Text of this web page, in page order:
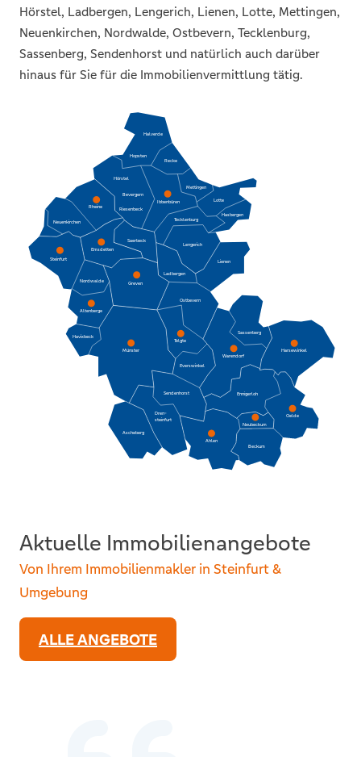
Hörstel, Ladbergen, Lengerich, Lienen, Lotte, Mettingen,
Neuenkirchen, Nordwalde, Ostbevern, Tecklenburg,
Sassenberg, Sendenhorst und natürlich auch darüber
hinaus für Sie für die Immobilienvermittlung tätig.
Lienen
Ladbergen
Telgte
Everswinkel
Ostbevern
Dren-
steinfurt
Sendenhorst
Harsewinkel
Sassenberg
Warendorf
Neubeckum
Ahlen
Ennigerloh
Oelde
Beckum
Greven
Emsdetten
Saerbeck
Ibbenbüren
Mettingen
Recke
Lotte
Hasbergen
Tecklenburg
Lengerich
Hörstel
Hopsten
Halverde
Bevergern
Riesenbeck
Steinfurt
Nordwalde
Altenberge
Rheine
Neuenkirchen
Havixbeck
Ascheberg
Münster
Aktuelle Immobilienangebote
Von Ihrem Immobilienmakler in Steinfurt &
Umgebung
ALLE ANGEBOTE